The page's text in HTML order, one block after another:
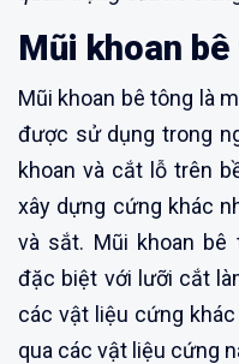
Mũi khoan
Mũi khoan bê tông là
được sử dụng trong
khoan và cắt lỗ trên
xây dựng cứng khác
và sắt. Mũi khoan
đặc biệt với lưỡi cắt
các vật liệu cứng
qua các vật liệu cứng